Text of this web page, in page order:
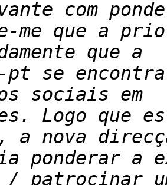
me que a
pt se
Logo que
ponderar a